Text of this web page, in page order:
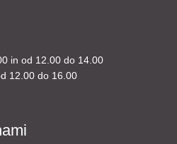
in od 12.00 do 14.00
12.00 do 16.00